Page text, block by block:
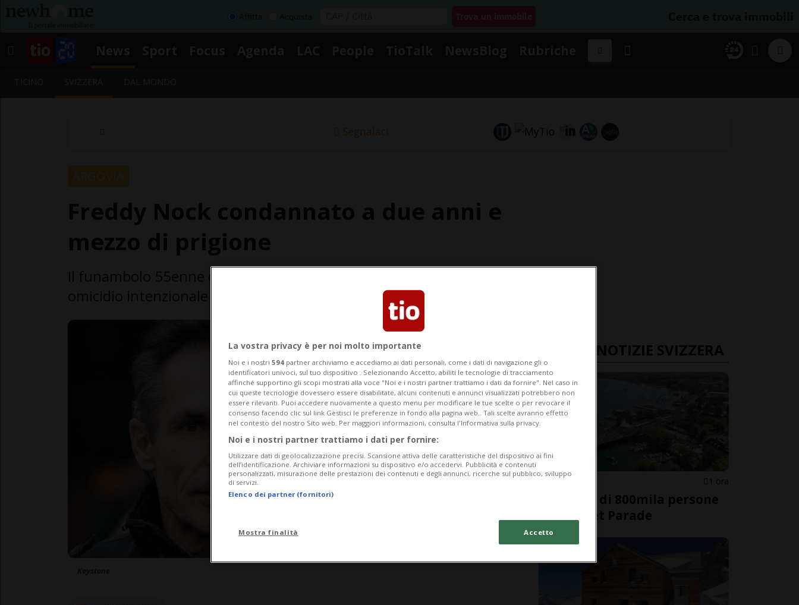
Segnalaci
omicidio intenzionale nei confronti di sua moglie
ULTIME NOTIZIE SVIZZERA
ZURIGO 1 ora
Una folla di 800mila persone
alla Street Parade
La vostra privacy è per noi molto importante
Noi e i nostri 594 partner archiviamo e accediamo ai dati personali, come i dati di navigazione gli o
identificatori univoci, sul tuo dispositivo . Selezionando Accetto, abiliti le tecnologie di tracciamento
affinché supportino gli scopi mostrati alla voce "Noi e i nostri partner trattiamo i dati da fornire". Nel caso in
cui queste tecnologie dovessero essere disabilitate, alcuni contenuti e annunci visualizzati potrebbero non
essere rilevanti. Puoi accedere nuovamente a questo menu per modificare le tue scelte o per revocare il
consenso facendo clic sul link Gestisci le preferenze in fondo alla pagina web.. Tali scelte avranno effetto
nel contesto del nostro Sito web. Per maggiori informazioni, consulta l'Informativa sulla privacy.
Noi e i nostri partner trattiamo i dati per fornire:
Utilizzare dati di geolocalizzazione precisi. Scansione attiva delle caratteristiche del dispositivo ai fini
dell’identificazione. Archiviare informazioni su dispositivo e/o accedervi. Pubblicità e contenuti
personalizzati, misurazione delle prestazioni dei contenuti e degli annunci, ricerche sul pubblico, sviluppo
di servizi.
Elenco dei partner (fornitori)
Mostra finalità Accetto